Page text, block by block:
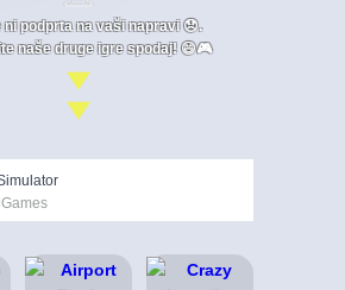
ni podprta na vaši napravi 😞.
naše druge igre spodaj! 😄🎮